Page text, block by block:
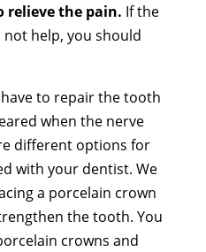
relieve the pain. If the
help, you should
to repair the tooth
when the nerve
different options for
with your dentist. We
a porcelain crown
the tooth. You
crowns and